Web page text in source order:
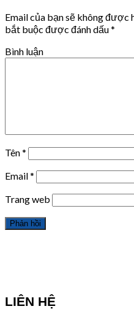
Email của bạn sẽ không được
bắt buộc được đánh dấu*
Bình luận
Tên*
Email*
Trang web
LIÊN HỆ